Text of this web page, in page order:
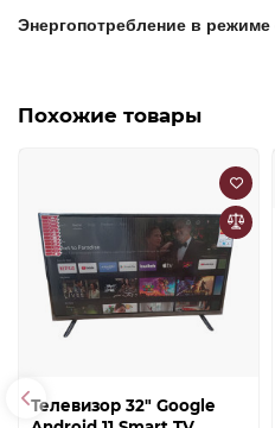
Энергопотребление в
Похожие товары
Телевизор 32" Google